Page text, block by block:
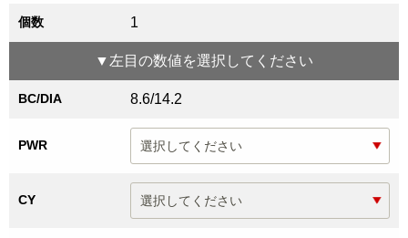
個数 1
▼ 左目 の数値を選択してください
BC/DIA 8.6/14.2
PWR
CY